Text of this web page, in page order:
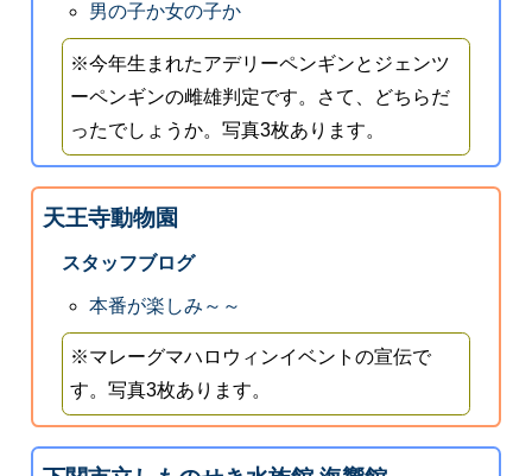
男の子か女の子か
※今年生まれたアデリーペンギンとジェンツ
ーペンギンの雌雄判定です。さて、どちらだ
ったでしょうか。写真3枚あります。
天王寺動物園
スタッフブログ
本番が楽しみ～～
※マレーグマハロウィンイベントの宣伝で
す。写真3枚あります。